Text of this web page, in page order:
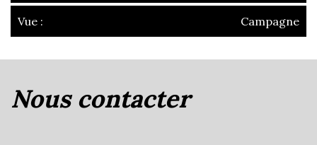
Vue : Campagne
+
nous contacter